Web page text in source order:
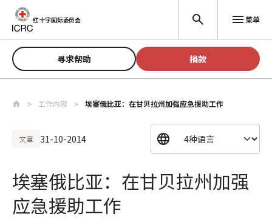
跳至主要内容
红十字国际委员会 菜单
寻求帮助 捐款
工作内容 埃塞俄比亚：在甘贝拉州加强应急援助工作
文章 31-10-2014
埃塞俄比亚：在甘贝拉州加强
应急援助工作